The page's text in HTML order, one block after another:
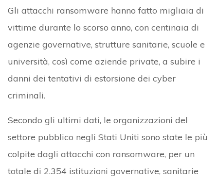
Gli attacchi ransomware hanno fatto migliaia di
vittime durante lo scorso anno, con centinaia di
agenzie governative, strutture sanitarie, scuole e
università, così come aziende private, a subire i
danni dei tentativi di estorsione dei cyber
criminali.
Secondo gli ultimi dati, le organizzazioni del
settore pubblico negli Stati Uniti sono state le più
colpite dagli attacchi con ransomware, per un
totale di 2.354 istituzioni governative, sanitarie